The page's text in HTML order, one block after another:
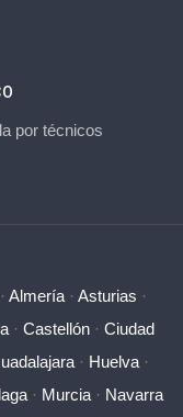
por técnicos
· Almería · Asturias ·
· Castellón· Ciudad
· Huelva ·
· Murcia· Navarra